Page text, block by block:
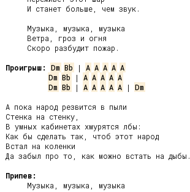
Проигрыш:
Dm Bb | A A A A A
Dm Bb | A A A A A
Dm Bb | A A A A A | Dm
А пока народ резвится в пыли
Стенка на стенку,
В умных кабинетах хмурятся лбы:
Как бы сделать так, чтоб этот народ
Встал на коленки
Да забыл про то, как можно встать на дыбы.
Припев: